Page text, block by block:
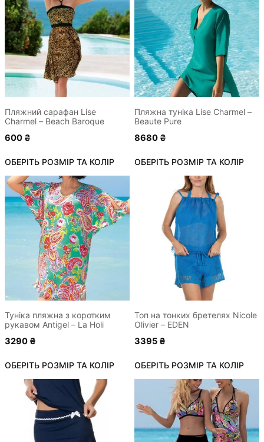
Пляжний сарафан Lise
Charmel – Beach Baroque
600 ₴
ОБЕРІТЬ РОЗМІР ТА КОЛІР
має
кілька
варіантів.
Параметри
можна
вибрати
на
сторінці
товару
Пляжна туніка Lise Charmel –
Beaute Pure
8680 ₴
ОБЕРІТЬ РОЗМІР ТА КОЛІР
має
кілька
варіантів.
Параметри
можна
вибрати
на
сторінці
товару
Туніка пляжна з коротким
рукавом Antigel – La Holi
3290 ₴
ОБЕРІТЬ РОЗМІР ТА КОЛІР
Цей
товар
має
кілька
варіантів.
Параметри
можна
вибрати
на
сторінці
товару
Топ на тонких бретелях Nicole
Olivier – EDEN
3395 ₴
ОБЕРІТЬ РОЗМІР ТА КОЛІР
кілька
варіантів.
Параметри
сторінці
товару
товар
має
кілька